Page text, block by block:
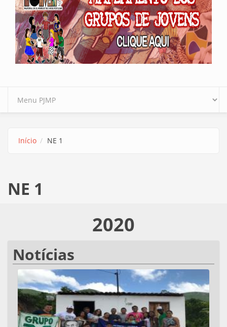
Início NE 1
NE 1
2020
Notícias